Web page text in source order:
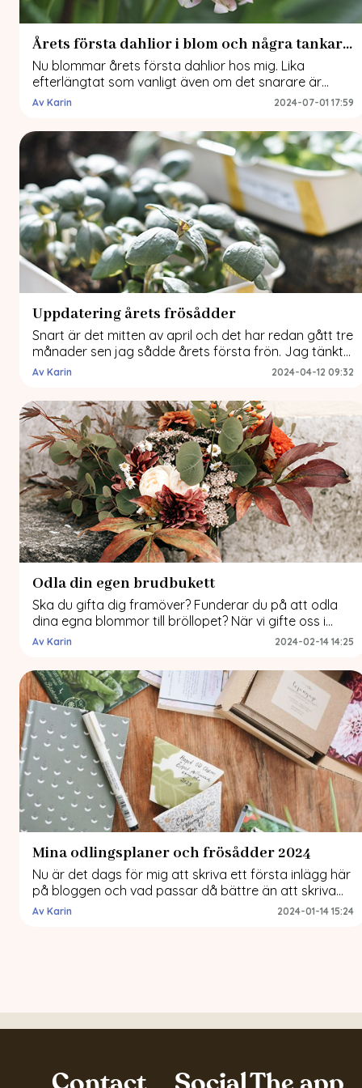
Årets första dahlior i blom och några tankar om dahliavirus
Nu blommar årets första dahlior hos mig. Lika
efterlängtat som vanligt även om det snarare är
inlägg och diskussioner om dahliavirus som präglat
olika sätt att se på det. Precis som vi har olika
anledningar till varför vi odlar. Jag har fått en hel del
2024-07-01 17:59
Av Karin
Uppdatering årets frösådder
Snart är det mitten av april och det har redan gått tre
månader sen jag sådde årets första frön. Jag tänkte
det kunde vara passande med en uppdatering kring
vad har jag kvar att så? I januari sådde jag bland
annat penséer, isländsk vallmo och […]
2024-04-12 09:32
Av Karin
Odla din egen brudbukett
Ska du gifta dig framöver? Funderar du på att odla
dina egna blommor till bröllopet? När vi gifte oss i
september förra året hade jag (och ett par fina
dekorera kyrkan och festlokalen med liksom alla
blommor/växter i brudbuketten. Det här inlägget
kommer handla om blommor […]
2024-02-14 14:25
Av Karin
Mina odlingsplaner och frösådder 2024
Nu är det dags för mig att skriva ett första inlägg här
på bloggen och vad passar då bättre än att skriva
om odlingsplaner och vad jag ska fröså 2024? Mitt
2024-01-14 15:24
Av Karin